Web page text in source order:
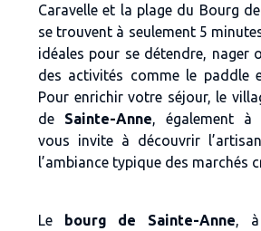
Caravelle et la plage du Bourg
se trouvent à seulement 5
idéales pour se détendre, nager
des activités comme le paddle
Pour enrichir votre séjour, le
de Sainte-Anne , également à
vous invite à découvrir
l’ambiance typique des marchés
Le bourg de Sainte-Anne ,